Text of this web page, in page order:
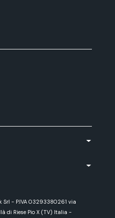
- P.IVA 03293380261 via
di Riese Pio X (TV) Italia -